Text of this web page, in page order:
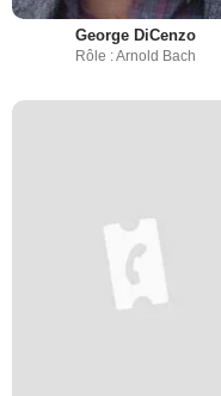
George DiCenzo
Rôle : Arnold Bach